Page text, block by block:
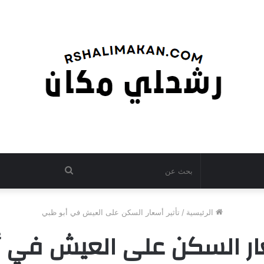
بحث
الرئيسية / تأثير أسعار السكن على العيش في أبو ظبي
السكن على العيش